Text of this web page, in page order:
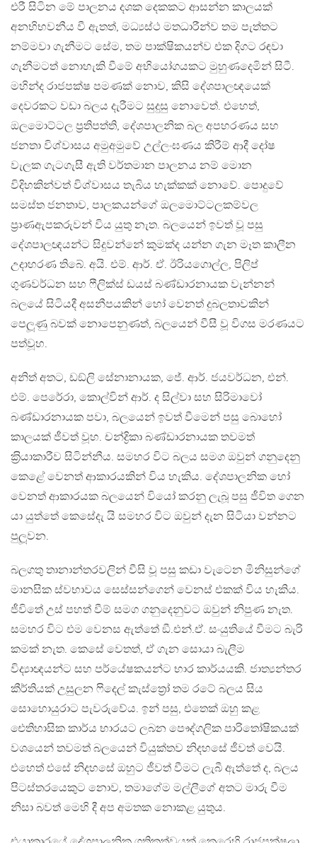
එරී සිටින මේ පාලනය දශක දෙකකට ආසන්න කාලයක්
අනභිභවනීය වී ඇතත්, මධ්‍යස්ථ මතධාරීන්ව තම පැත්තට
නම්මවා ගැනීමට සේම, තම පාක්ෂිකයන්ව එක දිගට රඳවා
ගැනීමටත් නොහැකි වීමේ අභියෝගයකට මුහුණදෙමින් සිටී.
මහින්ද රාජපක්ෂ පමණක් නොව, කිසි දේශපාලඥයෙක්
දෙවරකට වඩා බලය දැරීමට සුදුසු නොවෙත්. එහෙත්,
ඔලමොට්ටල ප‍්‍රතිපත්ති, දේශපාලනික බල අපහරණය සහ
ජනතා විශ්වාසය අමුඅමුවේ උල්ලංඝණය කිරීම් ආදී දෝෂ
වැලක ගැටගැසී ඇති වර්තමාන පාලනය නම් මොන
විදිහකින්වත් විශ්වාසය තැබිය හැක්කක් නොවේ. පොදුවේ
සමස්ත ජනතාව, පාලකයන්ගේ ඔලමොට්ටලකම්වල
ප‍්‍රාණඇපකරුවන් විය යුතු නැත. බලයෙන් ඉවත් වූ පසු
දේශපාලඥයන්ට සිදුවන්නේ කුමක්ද යන්න ගැන මෑත කාලීන
උදාහරණ තිබේ. අයි. එම්. ආර්. ඒ. ඊරියගොල්ල, පිලිප්
ගුණවර්ධන සහ ෆීලික්ස් ඩයස් බණ්ඩාරනායක වැන්නන්
බලයේ සිටියදී අසනීපයකින් හෝ වෙනත් දුබලතාවකින්
පෙලූණු බවක් නොපෙනුණත්, බලයෙන් වීසී වූ විගස මරණයට
පත්වූහ.
අනිත් අතට, ඩඞ්ලි සේනානායක, ජේ. ආර්. ජයවර්ධන, එන්.
එම්. පෙරේරා, කොල්වින් ආර්. ද සිල්වා සහ සිරිමාවෝ
බණ්ඩාරනායක පවා, බලයෙන් ඉවත් වීමෙන් පසු බොහෝ
කාලයක් ජීවත් වූහ. චන්ද්‍රිකා බණ්ඩාරනායක තවමත්
ක‍්‍රියාකාරීව සිටින්නීය. සමහර විට බලය සමග ඔවුන් ගනුදෙනු
කෙළේ වෙනත් ආකාරයකින් විය හැකිය. දේශපාලනික හෝ
වෙනත් ආකාරයක බලයෙන් වියෝ කරනු ලැබූ පසු ජීවිත ගෙන
යා යුත්තේ කෙසේදැ යි සමහර විට ඔවුන් දැන සිටියා වන්නට
පුලූවන.
බලගතු තානාන්තරවලින් වීසි වූ පසු කඩා වැටෙන මිනිසුන්ගේ
මානසික ස්වභාවය සෙස්සන්ගෙන් වෙනස් එකක් විය හැකිය.
ජීවිතේ උස් පහත් වීම් සමග ගනුදෙනුවට ඔවුන් නිපුණ නැත.
සමහර විට එම වෙනස ඇත්තේ ඞී.එන්.ඒ. සංයුතියේ වීමට බැරි
කමක් නැත. කෙසේ වෙතත්, ඒ ගැන සොයා බැලීම
විද්‍යාඥයන්ට සහ පර්යේෂකයන්ට භාර කාර්යයකි. ජාත්‍යන්තර
කීර්තියක් උසුලන ෆිදෙල් කැස්ත්‍රෝ තම රටේ බලය සිය
සොහොයුරාට පැවරුවේය. ඉන් පසු, එතෙක් ඔහු කළ
ඓතිහාසික කාර්ය භාරයට ලබන පෞද්ගලික පාරිතෝෂිකයක්
වශයෙන් තවමත් බලයෙන් වියුක්තව නිදහසේ ජීවත් වෙයි.
එහෙත් එසේ නිදහසේ ඔහුට ජීවත් වීමට ලැබී ඇත්තේ ද, බලය
පිටස්තරයෙකුට නොව, තමාගේම මල්ලීගේ අතට මාරු වීම
නිසා බවත් මෙහි දී අප අමතක නොකළ යුතුය.